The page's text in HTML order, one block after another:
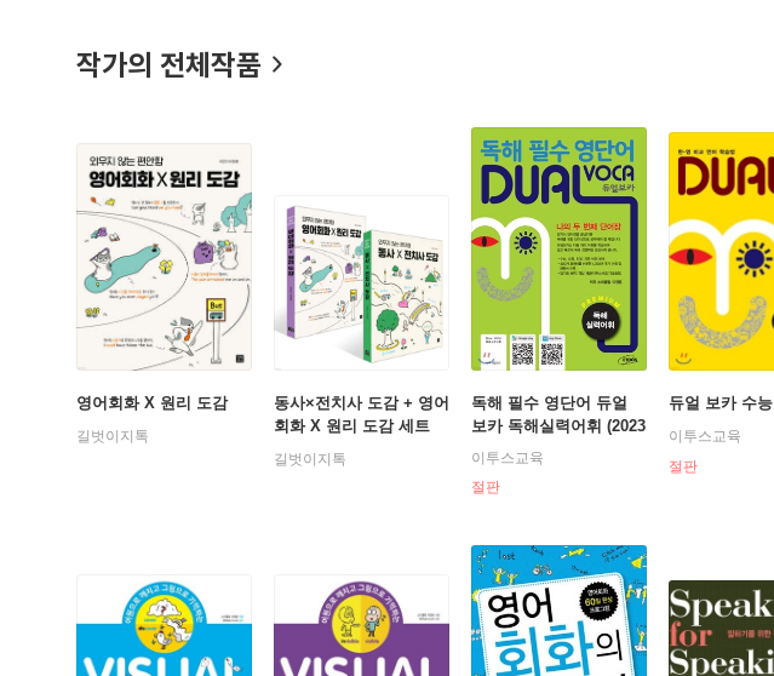
작가의 전체작품
영어회화 X 원리 도감
길벗이지톡
동사×전치사 도감 + 영어
회화 X 원리 도감 세트
길벗이지톡
독해 필수 영단어 듀얼
보카 독해실력어휘 (2023
년용)
이투스교육
절판
듀얼 보카 수
이투스교육
절판